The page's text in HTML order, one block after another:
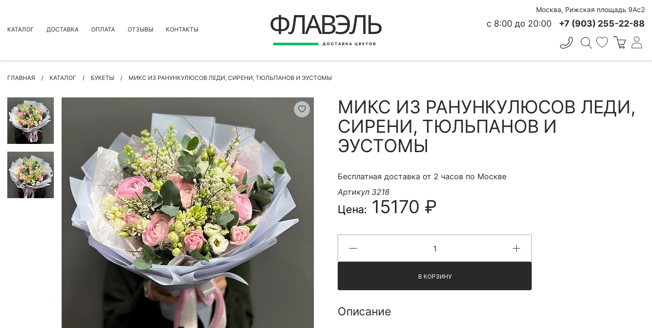
КАТАЛОГ
БУКЕТЫ
ЦВЕТЫ
ПОВОД
РОЗЫ
БУКЕТЫ НЕВЕСТЫ
ПОДАРКИ
КОМПОЗИЦИИ ЦВЕТОВ
СУХОЦВЕТЫ
ИНДИВИДУАЛЬНЫЙ ЗАКАЗ
ЦВЕТЫ ДЛЯ ПОХОРОН
КОНТАКТЫ
ДОСТАВКА ОПЛАТА ОТЗЫВЫ КОНТАКТЫ
Москва, Рижская площадь 9Ас2
с 8:00 до 20:00 +7 (903) 255-22-88
ГЛАВНАЯ КАТАЛОГ БУКЕТЫ МИКС ИЗ РАНУНКУЛЮСОВ ЛЕДИ, СИРЕНИ, ТЮЛЬПАНОВ И ЭУСТОМЫ
МИКС ИЗ РАНУНКУЛЮСОВ ЛЕДИ,
СИРЕНИ, ТЮЛЬПАНОВ И
ЭУСТОМЫ
Бесплатная доставка от 2 часов по Москве
Артикул 3218
Цена: 15170 ₽
В КОРЗИНУ
Описание
ВЕРНУТЬСЯ
Быстрая покупка
КОНТАКТНЫЕ ДАННЫЕ
БЫСТРАЯ ПОКУПКА
Я принимаю Политику конфиденциальности и
Правила использования сайта ФЛАВЭЛЬ. Мы не
продаем ваши данные и храним их в безопасности